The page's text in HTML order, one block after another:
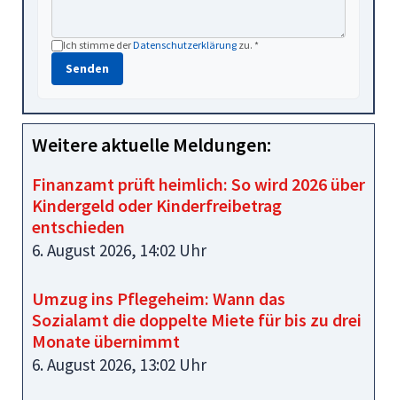
Ich stimme derDatenschutzerklärung zu. *
Senden
Weitere aktuelle Meldungen:
Finanzamt prüft heimlich: So wird 2026 über
Kindergeld oder Kinderfreibetrag
entschieden
6. August 2026, 14:02 Uhr
Umzug ins Pflegeheim: Wann das
Sozialamt die doppelte Miete für bis zu drei
Monate übernimmt
6. August 2026, 13:02 Uhr